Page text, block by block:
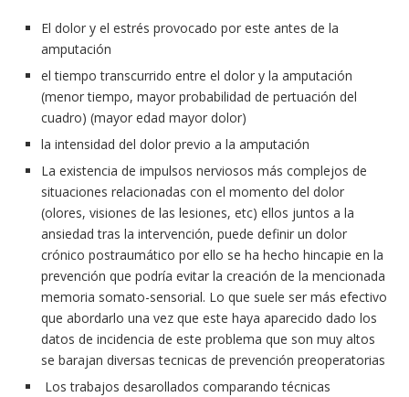
El dolor y el estrés provocado por este antes de la
amputación
el tiempo transcurrido entre el dolor y la amputación
(menor tiempo, mayor probabilidad de pertuación del
cuadro) (mayor edad mayor dolor)
la intensidad del dolor previo a la amputación
La existencia de impulsos nerviosos más complejos de
situaciones relacionadas con el momento del dolor
(olores, visiones de las lesiones, etc) ellos juntos a la
ansiedad tras la intervención, puede definir un dolor
crónico postraumático por ello se ha hecho hincapie en la
prevención que podría evitar la creación de la mencionada
memoria somato-sensorial. Lo que suele ser más efectivo
que abordarlo una vez que este haya aparecido dado los
datos de incidencia de este problema que son muy altos
se barajan diversas tecnicas de prevención preoperatorias
Los trabajos desarollados comparando técnicas